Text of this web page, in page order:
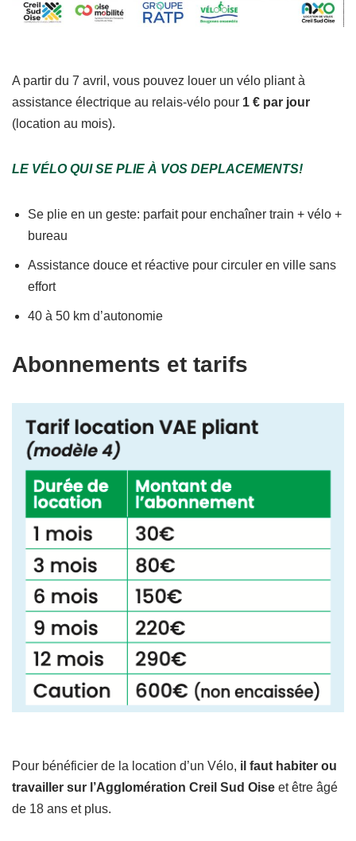
A partir du 7 avril, vous pouvez louer un vélo pliant à
assistance électrique au relais-vélo pour 1 € par jour
(location au mois).
LE VÉLO QUI SE PLIE À VOS DEPLACEMENTS!
Se plie en un geste: parfait pour enchaîner train + vélo +
bureau
Assistance douce et réactive pour circuler en ville sans
effort
40 à 50 km d’autonomie
Abonnements et tarifs
Pour bénéficier de la location d’un Vélo, il faut habiter ou
travailler sur l’Agglomération Creil Sud Oise et être âgé
de 18 ans et plus.